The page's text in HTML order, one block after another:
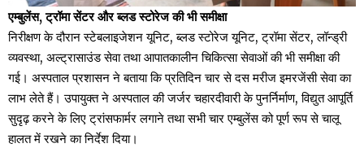
एम्बुलेंस, ट्रॉमा सेंटर और ब्लड स्टोरेज की भी समीक्षा
निरीक्षण के दौरान स्टेबलाइजेशन यूनिट, ब्लड स्टोरेज यूनिट, ट्रॉमा सेंटर, लॉन्ड्री
व्यवस्था, अल्ट्रासाउंड सेवा तथा आपातकालीन चिकित्सा सेवाओं की भी समीक्षा की
गई। अस्पताल प्रशासन ने बताया कि प्रतिदिन चार से दस मरीज इमरजेंसी सेवा का
लाभ लेते हैं। उपायुक्त ने अस्पताल की जर्जर चहारदीवारी के पुनर्निर्माण, विद्युत आपूर्ति
सुदृढ़ करने के लिए ट्रांसफार्मर लगाने तथा सभी चार एम्बुलेंस को पूर्ण रूप से चालू
हालत में रखने का निर्देश दिया।